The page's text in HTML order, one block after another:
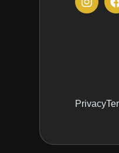
Privacy